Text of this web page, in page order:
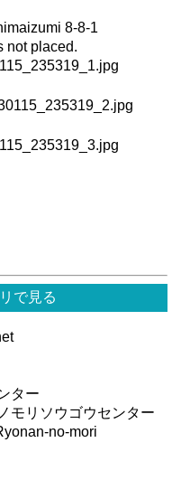
8-8-1
not placed.
で見る
ター
モリソウゴウセンター
no-mori